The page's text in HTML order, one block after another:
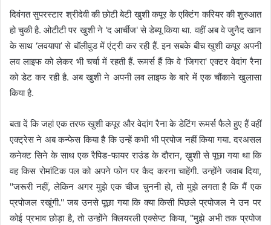
दिवंगत सुपरस्टार श्रीदेवी की छोटी बेटी खुशी कपूर के एक्टिंग करियर की शुरुआत
हो चुकी है. ओटीटी पर खुशी ने 'द आर्चीज' से डेब्यू किया था. वहीं अब वे जुनैद खान
के साथ ‘लवयापा’ से बॉलीवुड में एंट्री कर रही हैं. इन सबके बीच खुशी कपूर अपनी
लव लाइफ को लेकर भी चर्चा में रहती हैं. रूमर्स हैं कि वे 'जिगरा' एक्टर वेदांग रैना
को डेट कर रही है. अब खुशी ने अपनी लव लाइफ के बारे में एक चौंकाने खुलासा
किया है.
बता दें कि जहां एक तरफ खुशी कपूर और वेदांग रैना के डेटिंग रूमर्स फैले हुए हैं वहीं
एक्ट्रेस ने अब कन्फेस किया है कि उन्हें कभी भी प्रपोज नहीं किया गया. दरअसल
कनेक्ट सिने के साथ एक रैपिड-फायर राउंड के दौरान, ख़ुशी से पूछा गया था कि
वह किस रोमांटिक पल को अपने फोन पर कैद करना चाहेंगी. उन्होंने जवाब दिया,
''जरूरी नहीं, लेकिन अगर मुझे एक चीज चुननी हो, तो मुझे लगता है कि मैं एक
प्रपोजल रखूंगी.'' जब उनसे पूछा गया कि क्या किसी पिछले प्रपोजल ने उन पर
कोई प्रभाव छोड़ा है, तो उन्होंने क्लियरली एक्सेप्ट किया, ''मुझे अभी तक प्रपोज